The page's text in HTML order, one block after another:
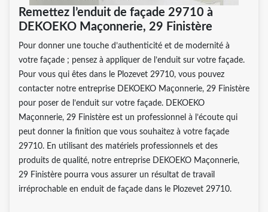
Remettez l’enduit de façade 29710 à
DEKOEKO Maçonnerie, 29 Finistère
Pour donner une touche d’authenticité et de modernité à
votre façade ; pensez à appliquer de l’enduit sur votre façade.
Pour vous qui êtes dans le Plozevet 29710, vous pouvez
contacter notre entreprise DEKOEKO Maçonnerie, 29 Finistère
pour poser de l’enduit sur votre façade. DEKOEKO
Maçonnerie, 29 Finistère est un professionnel à l’écoute qui
peut donner la finition que vous souhaitez à votre façade
29710. En utilisant des matériels professionnels et des
produits de qualité, notre entreprise DEKOEKO Maçonnerie,
29 Finistère pourra vous assurer un résultat de travail
irréprochable en enduit de façade dans le Plozevet 29710.